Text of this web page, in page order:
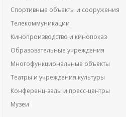
Спортивные объекты и сооружения
Телекоммуникации
Кинопроизводство и кинопоказ
Образовательные учреждения
Многофункциональные объекты
Театры и учреждения культуры
Конференц-залы и пресс-центры
Музеи